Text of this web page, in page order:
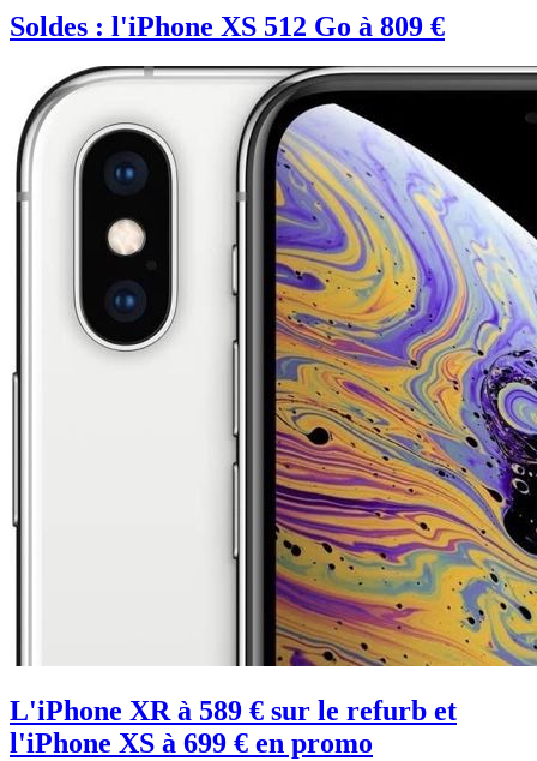
Soldes : l'iPhone XS 512 Go à 809 €
L'iPhone XR à 589 € sur le refurb et
l'iPhone XS à 699 € en promo